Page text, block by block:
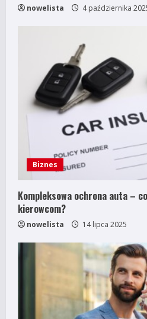
nowelista 4 października
Biznes
Kompleksowa ochrona auta –
kierowcom?
nowelista 14 lipca 2025